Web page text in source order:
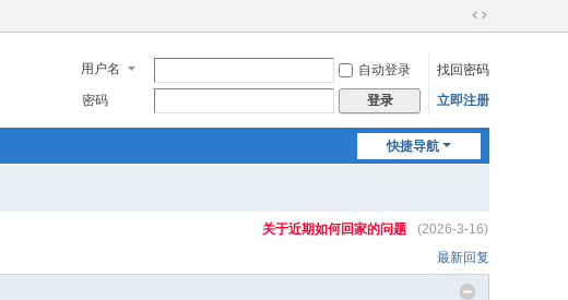
切
到
宽
版
用户名 自动登录
找回密码
密码
登录 立即注册
快捷导航
关于近期如何回家的问题 (2026-3-16)
最新回复